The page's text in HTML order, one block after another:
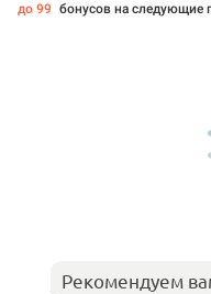
до 99 бонусов на следующие
Рекомендуем